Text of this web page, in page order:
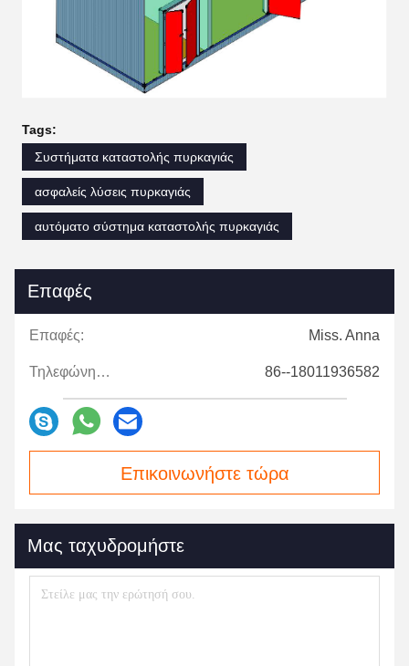
Tags:
Συστήματα καταστολής πυρκαγιάς
ασφαλείς λύσεις πυρκαγιάς
αυτόματο σύστημα καταστολής πυρκαγιάς
Επαφές
Επαφές: Miss. Anna
Τηλεφώνημα: 86--18011936582
Επικοινωνήστε τώρα
Μας ταχυδρομήστε